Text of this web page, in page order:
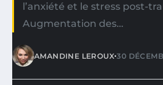
l’anxiété et le stress post-
Augmentation des…
AMANDINE LEROUX•30